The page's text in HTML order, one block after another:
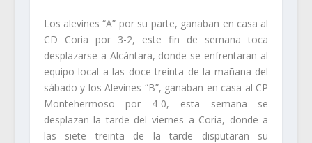
Los alevines “A” por su parte, ganaban en casa al
CD Coria por 3-2, este fin de semana toca
desplazarse a Alcántara, donde se enfrentaran al
equipo local a las doce treinta de la mañana del
sábado y los Alevines “B”, ganaban en casa al CP
Montehermoso por 4-0, esta semana se
desplazan la tarde del viernes a Coria, donde a
las siete treinta de la tarde disputaran su